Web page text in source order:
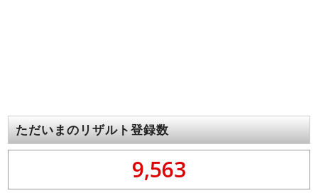
ただいまのリザルト登録数
9,563